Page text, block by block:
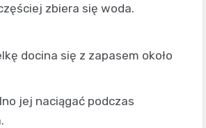
zbiera się woda.
docina się z zapasem około
jej naciągać podczas